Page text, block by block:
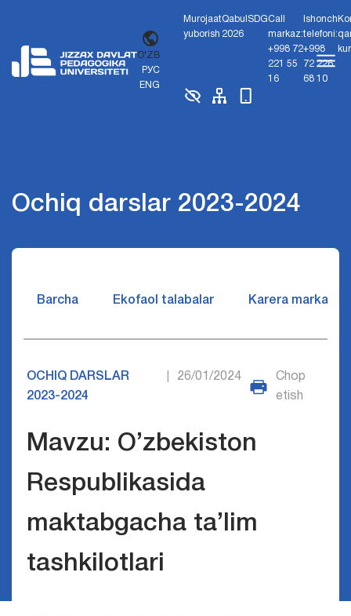
O'ZB
РУС
ENG
Murojaat
yuborish
Qabul
2026
SDGCall
markaz:
+998 72
221 55
16
Ishonch
telefoni:
+998
72 226
68 10
Ochiq darslar 2023-2024
Barcha Ekofaol talabalar Karera markazi
OCHIQ DARSLAR
2023-2024
26/01/2024
Chop
etish
Mavzu: O’zbekiston
Respublikasida
maktabgacha ta’lim
tashkilotlari